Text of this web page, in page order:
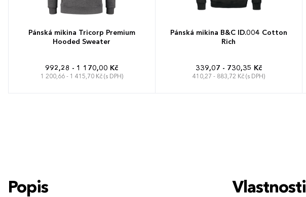
Pánská mikina Tricorp Premium
Hooded Sweater
992,28 - 1 170,00 Kč
1 200,66 - 1 415,70 Kč (s DPH)
Pánská mikina B&C ID.004 Cotton
Rich
339,07 - 730,35 Kč
410,27 - 883,72 Kč (s DPH)
Popis Vlastnosti